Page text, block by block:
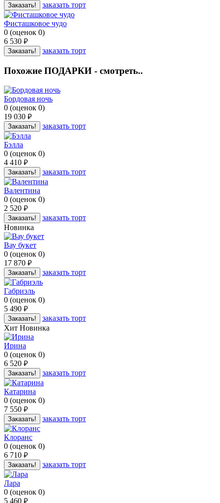
Заказать! заказать торт
Фисташковое чудо
0 (оценок 0)
6 530 руб.
Заказать! заказать торт
Похожие ПОДАРКИ - смотреть..
Бордовая ночь
0 (оценок 0)
19 030 руб.
Заказать! заказать торт
Бэлла
0 (оценок 0)
4 410 руб.
Заказать! заказать торт
Валентина
0 (оценок 0)
2 520 руб.
Заказать!
заказать торт
Новинка
Вау букет
0 (оценок 0)
17 870 руб.
Заказать! заказать торт
Габриэль
0 (оценок 0)
5 490 руб.
Заказать!
заказать торт
Хит Новинка
Ирина
0 (оценок 0)
6 520 руб.
Заказать! заказать торт
Катарина
0 (оценок 0)
7 550 руб.
Заказать! заказать торт
Клоранс
0 (оценок 0)
6 710 руб.
Заказать! заказать торт
Лара
0 (оценок 0)
5 460 руб.